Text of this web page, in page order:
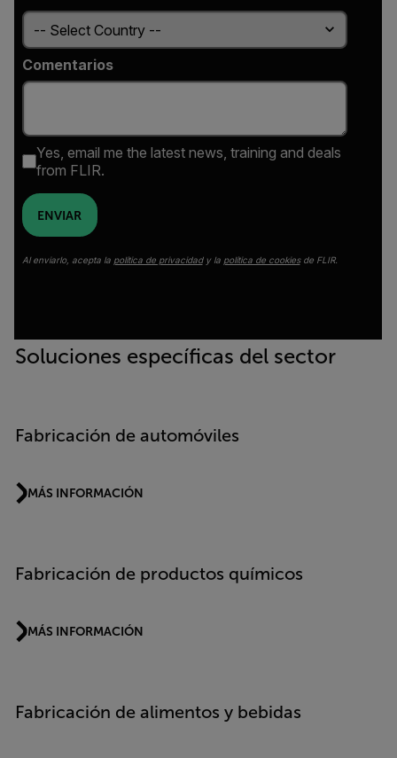
Comentarios
Yes, email me the latest news, training and deals
from FLIR.
ENVIAR
Al enviarlo, acepta la política de privacidady la política de cookiesde FLIR.
Soluciones específicas del sector
Fabricación de automóviles
MÁS INFORMACIÓN
Fabricación de productos químicos
MÁS INFORMACIÓN
Fabricación de alimentos y bebidas